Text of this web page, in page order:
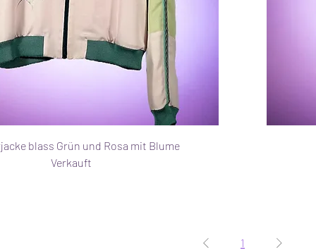
blass Grün und Rosa mit Blume
Verkauft
1